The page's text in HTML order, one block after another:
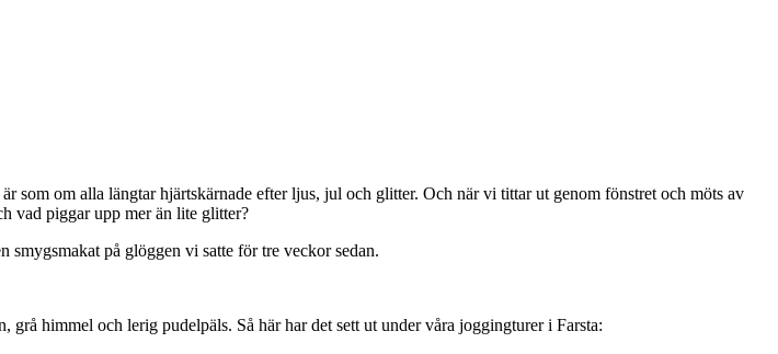
som om alla längtar hjärtskärnade efter ljus, jul och glitter. Och när vi tittar ut genom fönstret och möts av
vad piggar upp mer än lite glitter?
på glöggen vi satte för tre veckor sedan.
himmel och lerig pudelpäls. Så här har det sett ut under våra joggingturer i Farsta: